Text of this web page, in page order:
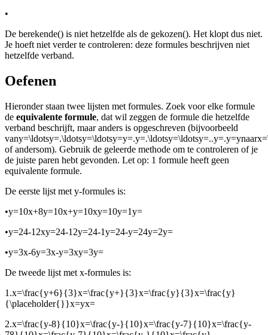
•
De berekende() is niet hetzelfde als de gekozen(). Het klopt dus niet.
Je hoeft niet verder te controleren: deze formules beschrijven niet
hetzelfde verband.
Oefenen
Hieronder staan twee lijsten met formules. Zoek voor elke formule
de equivalente formule, dat wil zeggen de formule die hetzelfde
verband beschrijft, maar anders is opgeschreven (bijvoorbeeld
vany=\ldotsy=.\ldotsy=\ldotsy=y=.y=.\ldotsy=\ldotsy=..y=.y=ynaar
of andersom). Gebruik de geleerde methode om te controleren of je
de juiste paren hebt gevonden. Let op: 1 formule heeft geen
equivalente formule.
De eerste lijst met y-formules is:
•y=10x+8y=10x+y=10xy=10y=1y=
•y=24-12xy=24-12y=24-1y=24-y=24y=2y=
•y=3x-6y=3x-y=3xy=3y=
De tweede lijst met x-formules is:
1.x=\frac{y+6}{3}x=\frac{y+}{3}x=\frac{y}{3}x=\frac{y}
{\placeholder{}}x=yx=
2.x=\frac{y-8}{10}x=\frac{y-}{10}x=\frac{y-7}{10}x=\frac{y-